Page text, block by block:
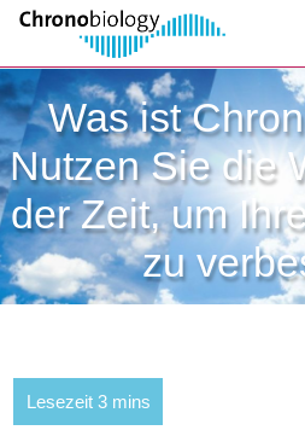
Was ist
Nutzen Sie die
der Zeit, um
zu